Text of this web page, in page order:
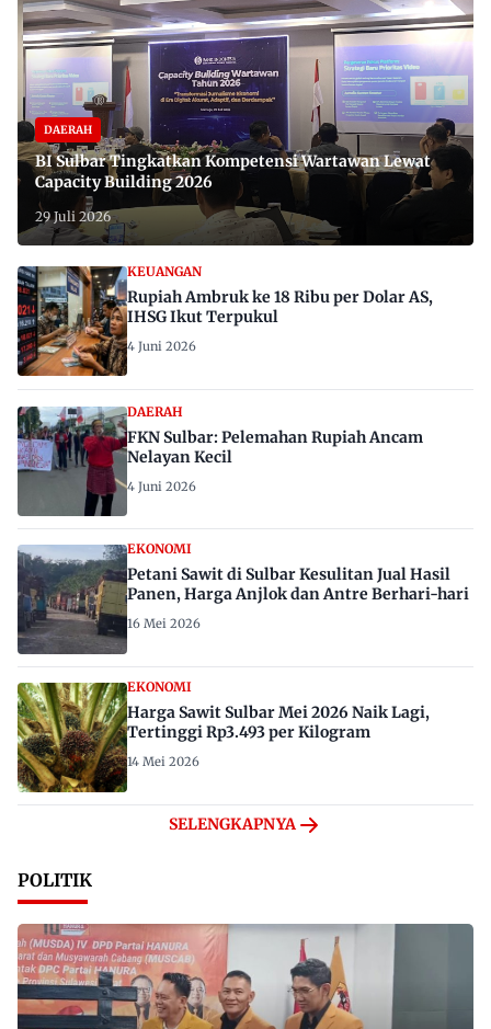
DAERAH
BI Sulbar Tingkatkan Kompetensi Wartawan Lewat
Capacity Building 2026
29 Juli 2026
KEUANGAN
Rupiah Ambruk ke 18 Ribu per Dolar AS,
IHSG Ikut Terpukul
4 Juni 2026
DAERAH
FKN Sulbar: Pelemahan Rupiah Ancam
Nelayan Kecil
4 Juni 2026
EKONOMI
Petani Sawit di Sulbar Kesulitan Jual Hasil
Panen, Harga Anjlok dan Antre Berhari-hari
16 Mei 2026
EKONOMI
Harga Sawit Sulbar Mei 2026 Naik Lagi,
Tertinggi Rp3.493 per Kilogram
14 Mei 2026
SELENGKAPNYA
POLITIK